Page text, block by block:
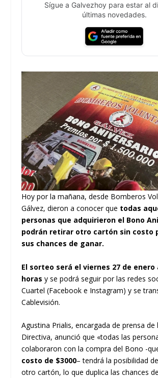
Sígue a Galvezhoy para estar al
últimas novedades.
Hoy por la mañana, desde Bomberos
Gálvez, dieron a conocer que todas
personas que adquirieron el Bono
podrán retirar otro cartón sin costo
sus chances de ganar.
El sorteo será el viernes 27 de enero
horas y se podrá seguir por las redes
Cuartel (Facebook e Instagram) y se
Cablevisión.
Agustina Prialis, encargada de prensa de
Directiva, anunció que «todas las
colaboraron con la compra del Bono -
costo de $3000– tendrá la posibilidad
otro cartón, lo que duplica las chances